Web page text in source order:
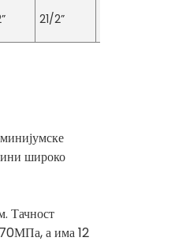
21/2”
широко
Тачност
70МПа, а има 12